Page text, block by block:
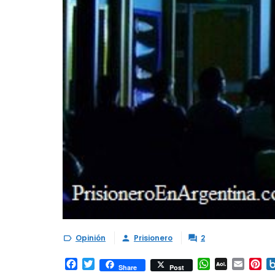
 Opinión  Prisionero  2
Facebook
TwitterShare Post WhatsApp
AOL Email